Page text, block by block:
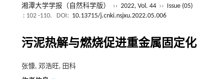
湘潭大学学报（自然科学版） ›› 2022, Vol. 44 ›› Issue (05)
: 102 -110.
DOI: 10.13715/j.cnki.nsjxu.2022.05.006
污泥热解与燃烧促进重金属固定化
张慷, 邓浩旺, 田科